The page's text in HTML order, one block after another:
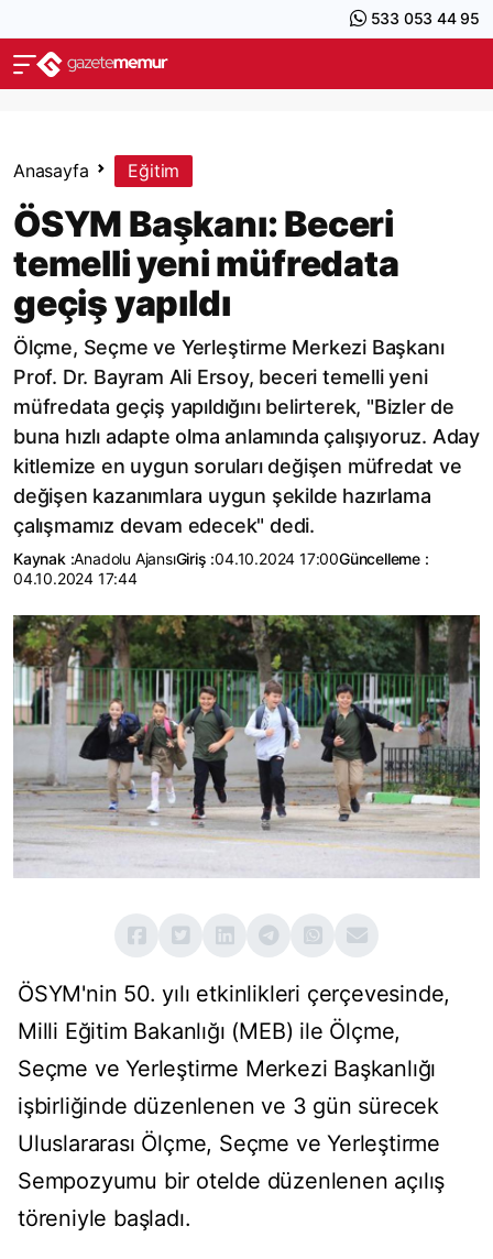
533 053 44 95
Anasayfa Eğitim
ÖSYM Başkanı: Beceri
temelli yeni müfredata
geçiş yapıldı
Ölçme, Seçme ve Yerleştirme Merkezi Başkanı
Prof. Dr. Bayram Ali Ersoy, beceri temelli yeni
müfredata geçiş yapıldığını belirterek, "Bizler de
buna hızlı adapte olma anlamında çalışıyoruz. Aday
kitlemize en uygun soruları değişen müfredat ve
değişen kazanımlara uygun şekilde hazırlama
çalışmamız devam edecek" dedi.
Kaynak :Anadolu AjansıGiriş :04.10.2024 17:00Güncelleme :
04.10.2024 17:44
ÖSYM'nin 50. yılı etkinlikleri çerçevesinde,
Milli Eğitim Bakanlığı (MEB) ile Ölçme,
Seçme ve Yerleştirme Merkezi Başkanlığı
işbirliğinde düzenlenen ve 3 gün sürecek
Uluslararası Ölçme, Seçme ve Yerleştirme
Sempozyumu bir otelde düzenlenen açılış
töreniyle başladı.